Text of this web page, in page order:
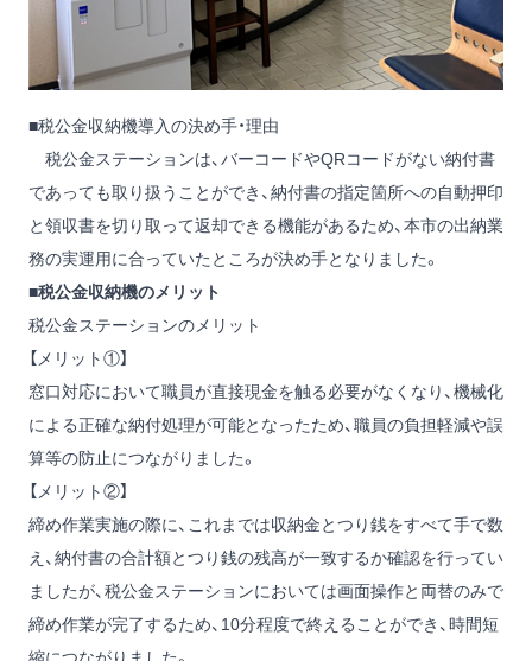
■税公金収納機導入の決め手・理由
税公金ステーションは、バーコードやQRコードがない納付書
であっても取り扱うことができ、納付書の指定箇所への自動押印
と領収書を切り取って返却できる機能があるため、本市の出納業
務の実運用に合っていたところが決め手となりました。
■税公金収納機のメリット
税公金ステーションのメリット
【メリット①】
窓口対応において職員が直接現金を触る必要がなくなり、機械化
による正確な納付処理が可能となったため、職員の負担軽減や誤
算等の防止につながりました。
【メリット②】
締め作業実施の際に、これまでは収納金とつり銭をすべて手で数
え、納付書の合計額とつり銭の残高が一致するか確認を行ってい
ましたが、税公金ステーションにおいては画面操作と両替のみで
締め作業が完了するため、10分程度で終えることができ、時間短